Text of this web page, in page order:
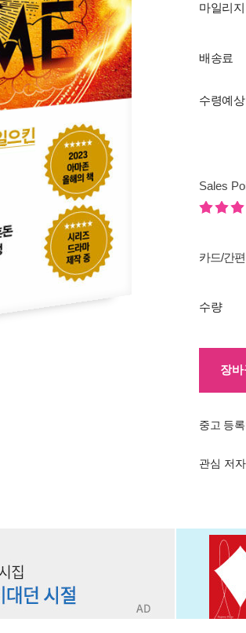
마일리지
배송료
수령예
Sales
카드/간
수량
장
중고 등
관심 저